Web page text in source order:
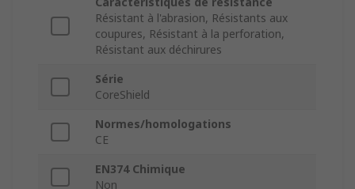
Résistant à l'abrasion, Résistants aux
coupures, Résistant à la perforation,
Résistant aux déchirures
Série
CoreShield
Normes/homologations
CE
EN374 Chimique
Non